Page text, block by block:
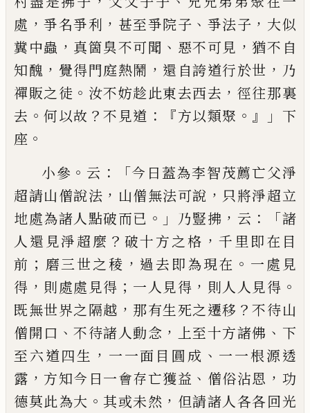
處 ，爭名爭利 ， 甚至爭院子 、 爭法子 ， 大似
糞中蟲 ， 真箇臭不可聞 、 惡不可見 ，猶不自
知醜 ， 覺得門庭熱鬧 ， 還自誇道行於世 ， 乃
禪販之徒 。 汝不妨趁此東去西去 ， 徑往那裏
去 。何以故 ？不見道 ：『方以類聚 。』」 下
座 。
小參 。 云 ：「今日蓋為李智茂薦亡父淨
超請山僧說法 ， 山僧無法可說 ， 只將淨超立
地處為諸人點破而已 。」 乃豎拂 ， 云 ：「諸
人還見淨超麼 ？ 破十方之格 ，千里即在 目
前 ； 磨三世之稜 ， 過去即為現在 。 一處見
得 ， 則處處 見得 ； 一人見得 ， 則人人見得 。
既無世界之隔越 ， 那有生死之遷移 ？不待山
僧開口 、不待諸人動念 ， 上至十方諸佛 、 下
至六道四生 ， 一一面目圓成 、 一一根源透
露 ， 方知今日一會存亡獲益 、 僧俗沾恩 ， 功
德莫此為大 。其或未然 ， 但請諸人各各回光